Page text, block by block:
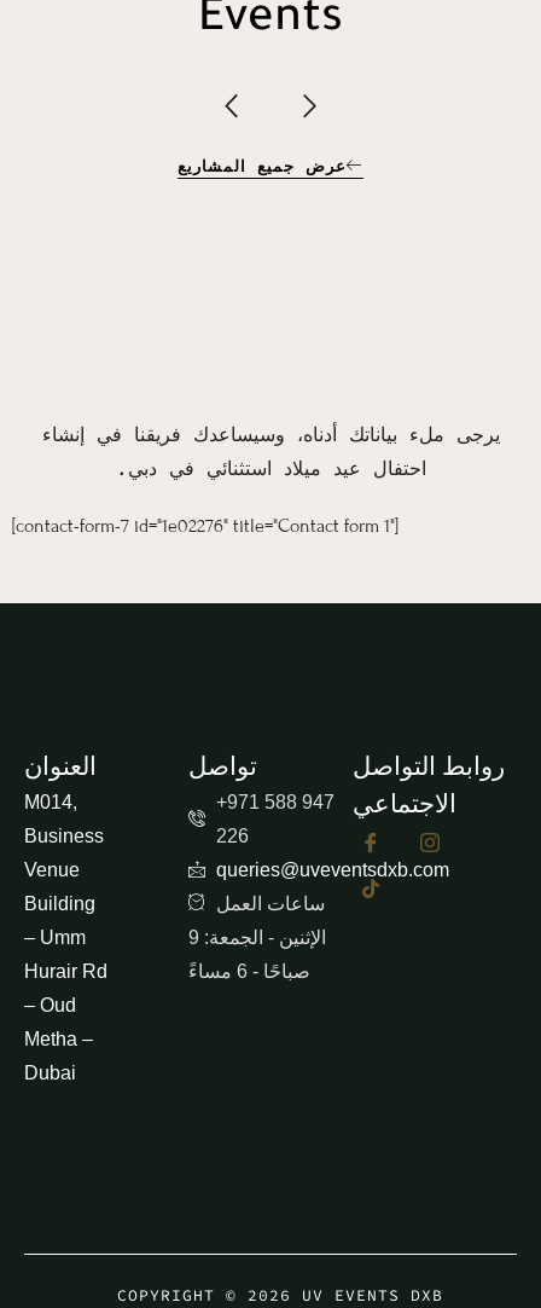
Events
عرض جميع المشاريع
يرجى ملء بياناتك أدناه، وسيساعدك فريقنا في إنشاء
احتفال عيد ميلاد استثنائي في دبي.
[contact-form-7 id="1e02276" title="Contact form 1"]
العنوان
M014,
Business
Venue
Building
– Umm
Hurair Rd
– Oud
Metha –
Dubai
تواصل
+971 588 947
226
queries@uveventsdxb.com
ساعات العمل
الإثنين - الجمعة: 9
صباحًا - 6 مساءً
روابط التواصل
الاجتماعي
COPYRIGHT © 2026 UV EVENTS DXB